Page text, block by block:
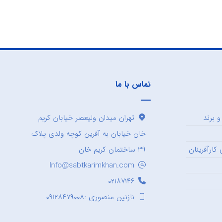
برند
تماس با ما
تهران میدان ولیعصر خیابان کریم
خان خیابان به آفرین کوچه ولدی پلاک
۳۹ ساختمان کریم خان
Info@sabtkarimkhan.com
۰۲۱۸۷۱۴۶
نازنین منصوری :۰۹۱۲۸۴۷۹۰۰۸